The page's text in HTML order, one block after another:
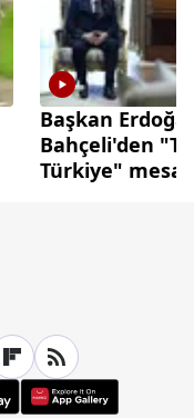
Başkan
Bahçeli'den
Türkiye" mesajı